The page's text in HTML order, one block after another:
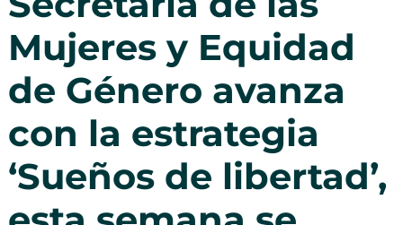
Mujeres y Equidad
de Género avanza
con la estrategia
‘Sueños de libertad’,